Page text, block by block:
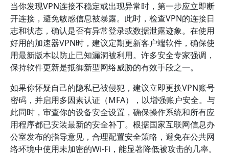
当你发现VPN连接不稳定或出现异常时，第一步应立即断
开连接，避免敏感信息被暴露。此时，检查VPN的连接日
志和状态，确认是否有异常登录或数据泄露迹象。在使用
好用的加速器VPN时，建议定期更新客户端软件，确保使
用最新版本以防止已知漏洞被利用。许多安全专家强调，
保持软件更新是抵御新型网络威胁的有效手段之一。
如果你怀疑自己的隐私已被侵犯，建议立即更换VPN账号
密码，并启用多因素认证（MFA），以增强账户安全。与
此同时，审查你的设备安全设置，确保操作系统和所有应
用程序都已安装最新的安全补丁。根据国家互联网信息办
公室发布的指导意见，合理配置安全策略，避免在公共网
络环境中使用未加密的Wi-Fi，能显著降低被攻击的几率。